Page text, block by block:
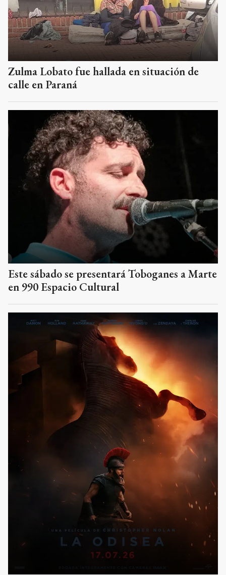
Zulma Lobato fue hallada en situación de
calle en Paraná
Este sábado se presentará Toboganes a Marte
en 990 Espacio Cultural